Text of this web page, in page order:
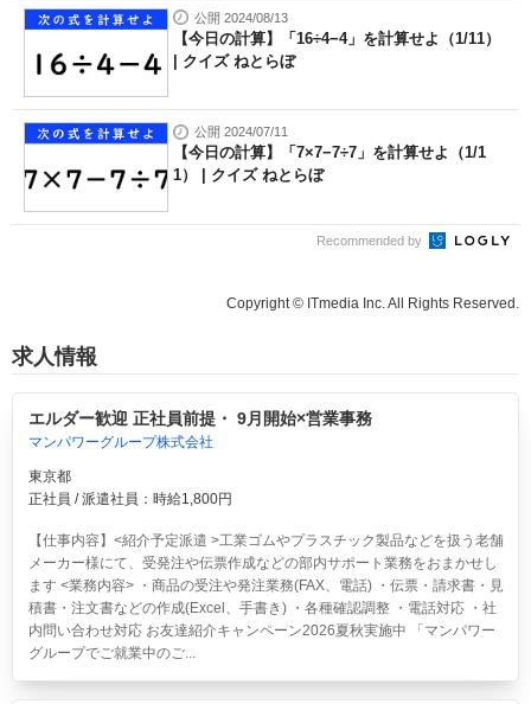
公開 2024/08/13
【今日の計算】「16÷4−4」を計算せよ（1/11）
| クイズ ねとらぼ
公開 2024/07/11
【今日の計算】「7×7−7÷7」を計算せよ（1/1
1） | クイズ ねとらぼ
Recommended by
Copyright © ITmedia Inc. All Rights Reserved.
求人情報
エルダー歓迎 正社員前提・ 9月開始×営業事務
マンパワーグループ株式会社
東京都
正社員 / 派遣社員：時給1,800円
【仕事内容】<紹介予定派遣 >工業ゴムやプラスチック製品などを扱う老舗
メーカー様にて、受発注や伝票作成などの部内サポート業務をおまかせし
ます <業務内容> ・商品の受注や発注業務(FAX、電話) ・伝票・請求書・見
積書・注文書などの作成(Excel、手書き) ・各種確認調整 ・電話対応 ・社
内問い合わせ対応 お友達紹介キャンペーン2026夏秋実施中 「マンパワー
グループでご就業中のご...